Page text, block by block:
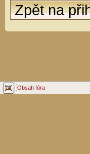
Zpět na
Obsah fóra